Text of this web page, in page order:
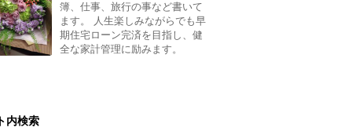
簿、仕事、旅行の事など書いて
ます。 人生楽しみながらでも早
期住宅ローン完済を目指し、健
全な家計管理に励みます。
内検索